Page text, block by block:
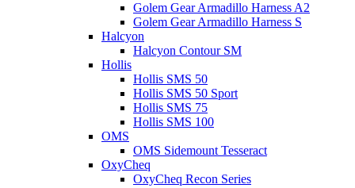
Golem Gear Armadillo Harness A2
Golem Gear Armadillo Harness S
Halcyon
Halcyon Contour SM
Hollis
Hollis SMS 50
Hollis SMS 50 Sport
Hollis SMS 75
Hollis SMS 100
OMS
OMS Sidemount Tesseract
OxyCheq
OxyCheq Recon Series